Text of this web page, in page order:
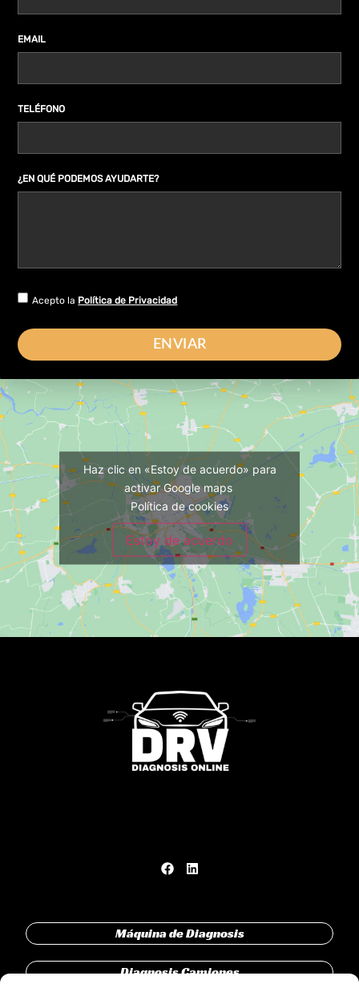
EMAIL
TELÉFONO
¿EN QUÉ PODEMOS AYUDARTE?
Acepto la Política de Privacidad
ENVIAR
Haz clic en «Estoy de acuerdo» para
activar Google maps
Política de cookies
Estoy de acuerdo
Máquina de Diagnosis
Diagnosis Camiones